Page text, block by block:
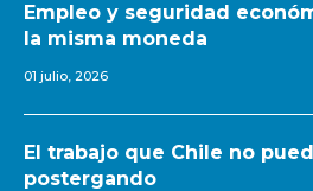
Empleo y seguridad
la misma moneda
01 julio, 2026
El trabajo que Chile no
postergando